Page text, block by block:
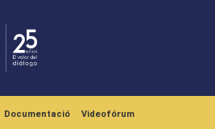
Documentació Videofórum